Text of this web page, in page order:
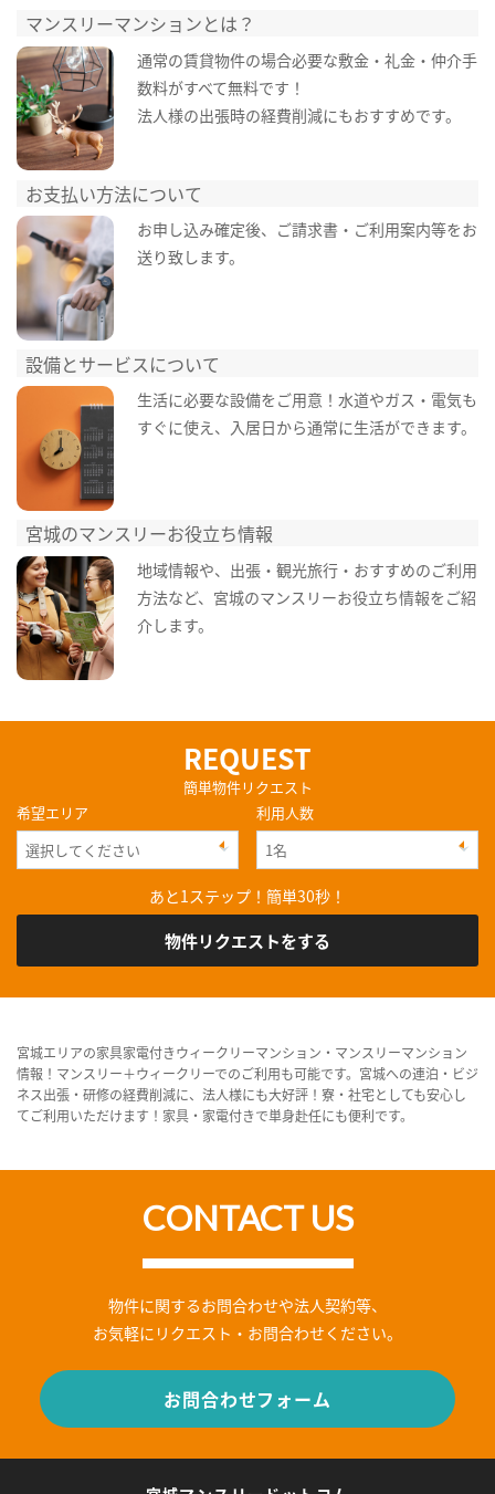
マンスリーマンションとは？
通常の賃貸物件の場合必要な敷金・礼金・仲介手
数料がすべて無料です！
法人様の出張時の経費削減にもおすすめです。
お支払い方法について
お申し込み確定後、ご請求書・ご利用案内等をお
送り致します。
設備とサービスについて
生活に必要な設備をご用意！水道やガス・電気も
すぐに使え、入居日から通常に生活ができます。
宮城のマンスリーお役立ち情報
地域情報や、出張・観光旅行・おすすめのご利用
方法など、宮城のマンスリーお役立ち情報をご紹
介します。
REQUEST
簡単物件リクエスト
希望エリア
利用人数
あと1ステップ！簡単30秒！
物件リクエストをする
宮城エリアの家具家電付きウィークリーマンション・マンスリーマンション
情報！マンスリー＋ウィークリーでのご利用も可能です。宮城への連泊・ビジ
ネス出張・研修の経費削減に、法人様にも大好評！寮・社宅としても安心し
てご利用いただけます！家具・家電付きで単身赴任にも便利です。
CONTACT US
物件に関するお問合わせや法人契約等、
お気軽にリクエスト・お問合わせください。
お問合わせフォーム